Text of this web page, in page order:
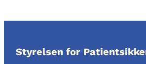
Styrelsen for